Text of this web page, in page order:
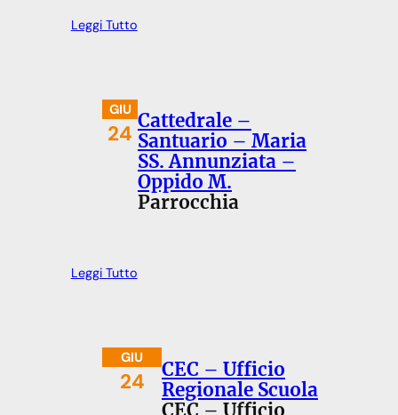
Leggi Tutto
GIU
24 Cattedrale –
Santuario – Maria
SS. Annunziata –
Oppido M.
Parrocchia
Leggi Tutto
GIU
24
CEC – Ufficio
Regionale Scuola
CEC – Ufficio